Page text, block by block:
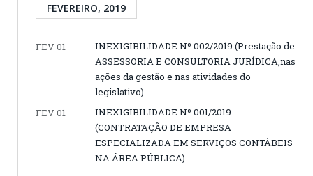
FEVEREIRO, 2019
FEV 01
INEXIGIBILIDADE Nº 002/2019 (Prestação de
ASSESSORIA E CONSULTORIA JURÍDICA,nas
ações da gestão e nas atividades do
legislativo)
FEV 01
INEXIGIBILIDADE Nº 001/2019
(CONTRATAÇÃO DE EMPRESA
ESPECIALIZADA EM SERVIÇOS CONTÁBEIS
NA ÁREA PÚBLICA)